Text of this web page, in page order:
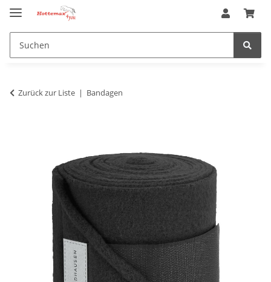
Zurück zur Liste Bandagen